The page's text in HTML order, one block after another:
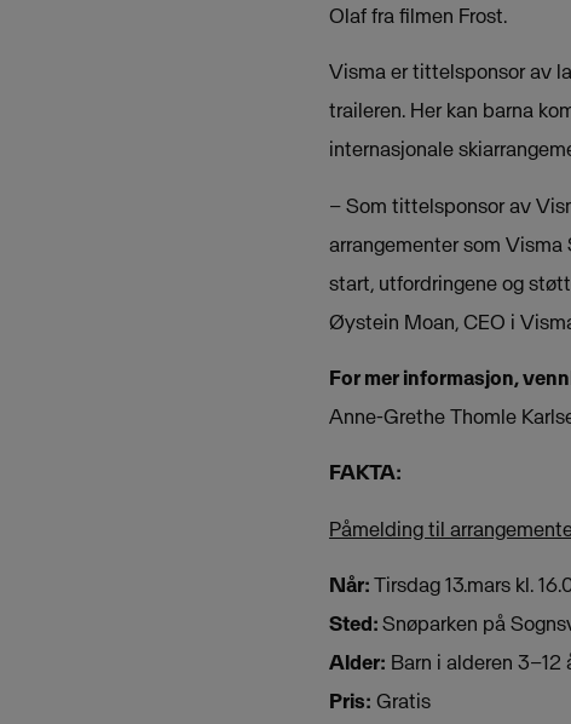
Olaf fra filmen Frost.
Visma er tittelsponsor av
traileren. Her kan barna
internasjonale
– Som tittelsponsor av
arrangementer som
start, utfordringene og
Øystein Moan, CEO i
For mer informasjon,
Anne-Grethe Thomle
FAKTA:
Påmelding til
Når:Tirsdag 13.mars kl.
Sted:Snøparken på
Alder: Barn i alderen 3–12
Pris: Gratis